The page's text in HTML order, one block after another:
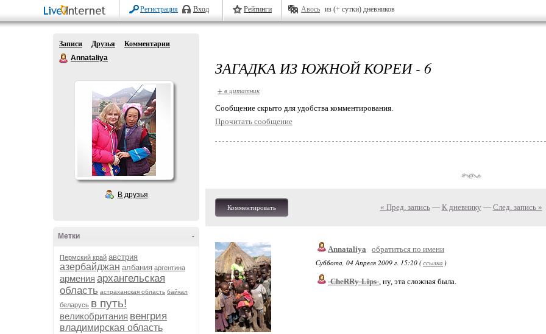
Регистрация Вход Рейтинги Авось из (+ сутки) дневников
Записи Друзья
Комментарии
Annataliya
В друзья
-
Метки
Пермский край австрия
азербайджан албания аргентина
армения архангельская
область астраханская область байкал
беларусь в путь!
великобритания венгрия
владимирская область
ЗАГАДКА ИЗ ЮЖНОЙ КОРЕИ - 6
+ в цитатник
Cообщение скрыто для удобства комментирования.
Прочитать сообщение
Комментировать « Пред. запись— К дневнику — След. запись »
Annataliya
обратиться по имени
Суббота, 04 Апреля 2009 г. 15:20 (ссылка )
-CheRRy-Lips-, ну, эта сложная была.